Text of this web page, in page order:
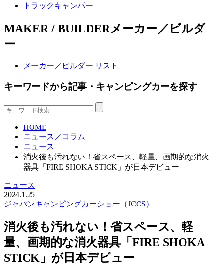
トラックキャンパー
MAKER / BUILDERメーカー／ビルダ
ー
メーカー／ビルダー リスト
キーワードから記事・キャンピングカーを探す
HOME
ニュース／コラム
ニュース
消火後も汚れない！省スペース、軽量、画期的な消火
器具「FIRE SHOKA STICK」が日本デビュー
ニュース
2024.1.25
ジャパンキャンピングカーショー（JCCS）
消火後も汚れない！省スペース、軽
量、画期的な消火器具「FIRE SHOKA
STICK」が日本デビュー